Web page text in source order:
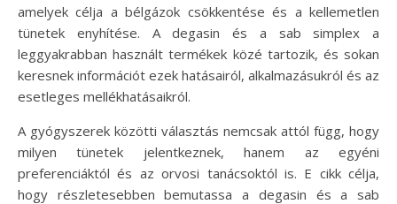
amelyek célja a bélgázok csökkentése és a kellemetlen
tünetek enyhítése. A degasin és a sab simplex a
leggyakrabban használt termékek közé tartozik, és sokan
keresnek információt ezek hatásairól, alkalmazásukról és az
esetleges mellékhatásaikról.
A gyógyszerek közötti választás nemcsak attól függ, hogy
milyen tünetek jelentkeznek, hanem az egyéni
preferenciáktól és az orvosi tanácsoktól is. E cikk célja,
hogy részletesebben bemutassa a degasin és a sab